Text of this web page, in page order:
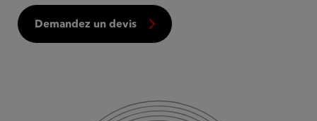
Demandez un devis